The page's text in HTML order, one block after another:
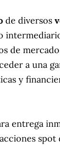
de diversos
de
a una
y
entrega
spot